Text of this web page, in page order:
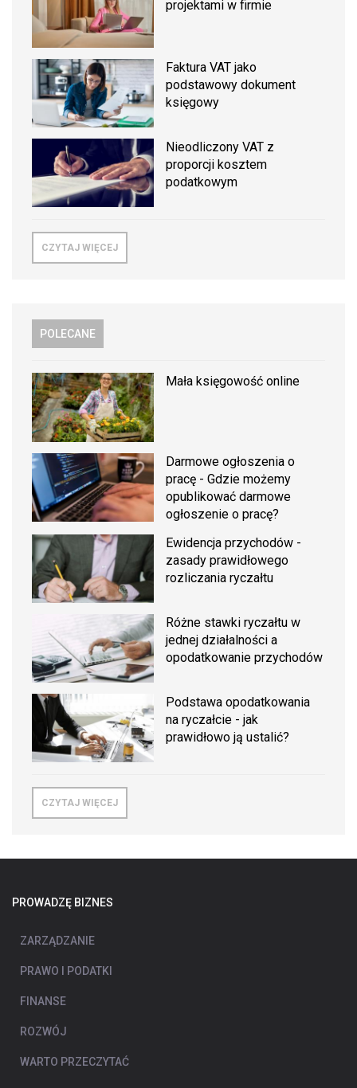
projektami w firmie
Faktura VAT jako
podstawowy dokument
księgowy
Nieodliczony VAT z
proporcji kosztem
podatkowym
CZYTAJ WIĘCEJ
POLECANE
Mała księgowość online
Darmowe ogłoszenia o
pracę - Gdzie możemy
opublikować darmowe
ogłoszenie o pracę?
Ewidencja przychodów -
zasady prawidłowego
rozliczania ryczałtu
Różne stawki ryczałtu w
jednej działalności a
opodatkowanie przychodów
Podstawa opodatkowania
na ryczałcie - jak
prawidłowo ją ustalić?
CZYTAJ WIĘCEJ
PROWADZĘ BIZNES
ZARZĄDZANIE
PRAWO I PODATKI
FINANSE
ROZWÓJ
WARTO PRZECZYTAĆ